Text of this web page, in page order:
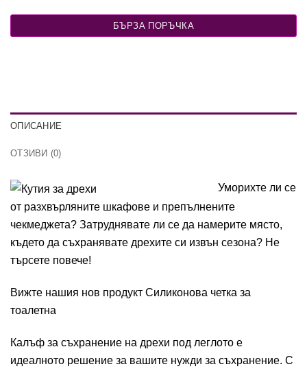
БЪРЗА ПОРЪЧКА
ОПИСАНИЕ
ОТЗИВИ (0)
Уморихте ли се
от разхвърляните шкафове и препълнените
чекмеджета? Затруднявате ли се да намерите място,
където да съхранявате дрехите си извън сезона? Не
търсете повече!
Вижте нашия нов продукт Силиконова четка за
тоалетна
Калъф за съхранение на дрехи под леглото е
идеалното решение за вашите нужди за съхранение. С